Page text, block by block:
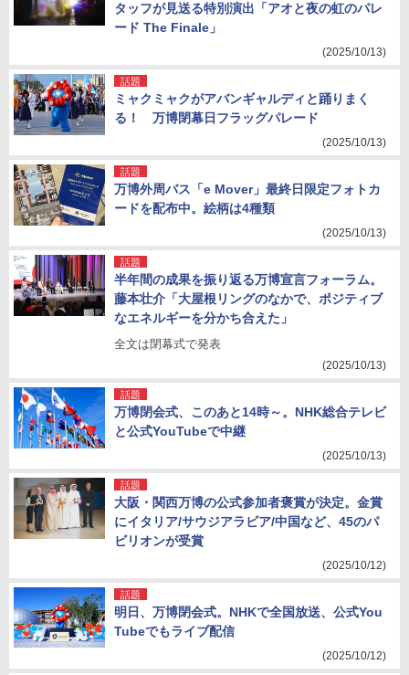
タッフが見送る特別演出「アオと夜の虹のパレ
ード The Finale」
(2025/10/13)
話題
ミャクミャクがアバンギャルディと踊りまく
る！ 万博閉幕日フラッグパレード
(2025/10/13)
話題
万博外周バス「e Mover」最終日限定フォトカ
ードを配布中。絵柄は4種類
(2025/10/13)
話題
半年間の成果を振り返る万博宣言フォーラム。
藤本壮介「大屋根リングのなかで、ポジティブ
なエネルギーを分かち合えた」
全文は閉幕式で発表
(2025/10/13)
話題
万博閉会式、このあと14時～。NHK総合テレビ
と公式YouTubeで中継
(2025/10/13)
話題
大阪・関西万博の公式参加者褒賞が決定。金賞
にイタリア/サウジアラビア/中国など、45のパ
ビリオンが受賞
(2025/10/12)
話題
明日、万博閉会式。NHKで全国放送、公式You
Tubeでもライブ配信
(2025/10/12)